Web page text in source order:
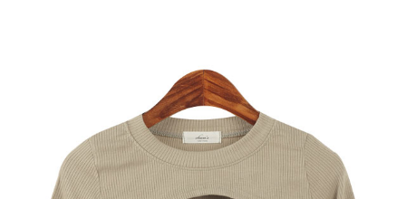
페이코 ID로
PAYCO 바로